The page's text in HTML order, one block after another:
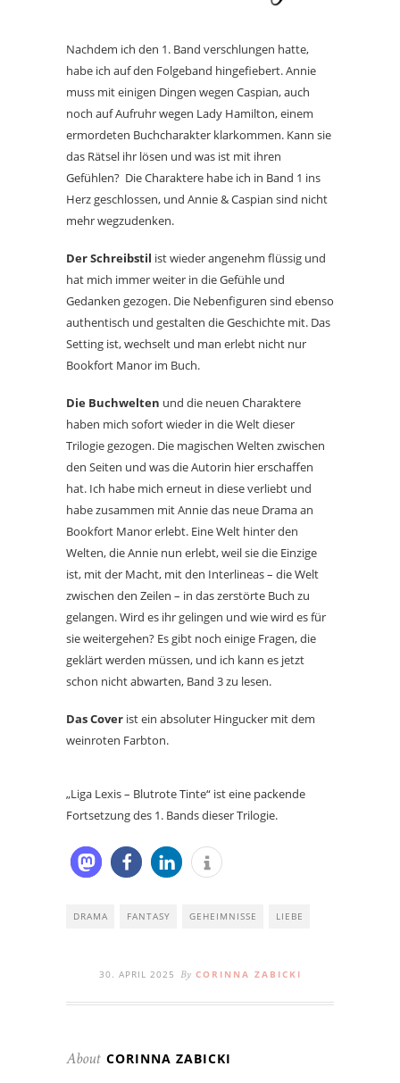
Nachdem ich den 1. Band verschlungen hatte,
habe ich auf den Folgeband hingefiebert. Annie
muss mit einigen Dingen wegen Caspian, auch
noch auf Aufruhr wegen Lady Hamilton, einem
ermordeten Buchcharakter klarkommen. Kann sie
das Rätsel ihr lösen und was ist mit ihren
Gefühlen? Die Charaktere habe ich in Band 1 ins
Herz geschlossen, und Annie & Caspian sind nicht
mehr wegzudenken.
Der Schreibstil ist wieder angenehm flüssig und
hat mich immer weiter in die Gefühle und
Gedanken gezogen. Die Nebenfiguren sind ebenso
authentisch und gestalten die Geschichte mit. Das
Setting ist, wechselt und man erlebt nicht nur
Bookfort Manor im Buch.
Die Buchwelten und die neuen Charaktere
haben mich sofort wieder in die Welt dieser
Trilogie gezogen. Die magischen Welten zwischen
den Seiten und was die Autorin hier erschaffen
hat. Ich habe mich erneut in diese verliebt und
habe zusammen mit Annie das neue Drama an
Bookfort Manor erlebt. Eine Welt hinter den
Welten, die Annie nun erlebt, weil sie die Einzige
ist, mit der Macht, mit den Interlineas – die Welt
zwischen den Zeilen – in das zerstörte Buch zu
gelangen. Wird es ihr gelingen und wie wird es für
sie weitergehen? Es gibt noch einige Fragen, die
geklärt werden müssen, und ich kann es jetzt
schon nicht abwarten, Band 3 zu lesen.
Das Cover ist ein absoluter Hingucker mit dem
weinroten Farbton.
„Liga Lexis – Blutrote Tinte“ ist eine packende
Fortsetzung des 1. Bands dieser Trilogie.
DRAMA FANTASY GEHEIMNISSE LIEBE
30. APRIL 2025 By CORINNA ZABICKI
About CORINNA ZABICKI